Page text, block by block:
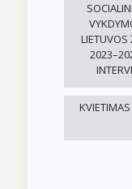
LIETUVOS